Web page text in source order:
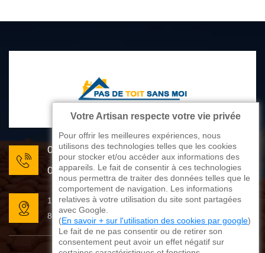
05 33 06 22 81
07 80 33 28 62
176 avenue de Limoges
87270 Couzeix
Votre Artisan respecte votre vie privée
Pour offrir les meilleures expériences, nous
utilisons des technologies telles que les cookies
pour stocker et/ou accéder aux informations des
appareils. Le fait de consentir à ces technologies
nous permettra de traiter des données telles que le
comportement de navigation. Les informations
relatives à votre utilisation du site sont partagées
avec Google.
(En savoir + sur l'utilisation des cookies par google)
Le fait de ne pas consentir ou de retirer son
consentement peut avoir un effet négatif sur